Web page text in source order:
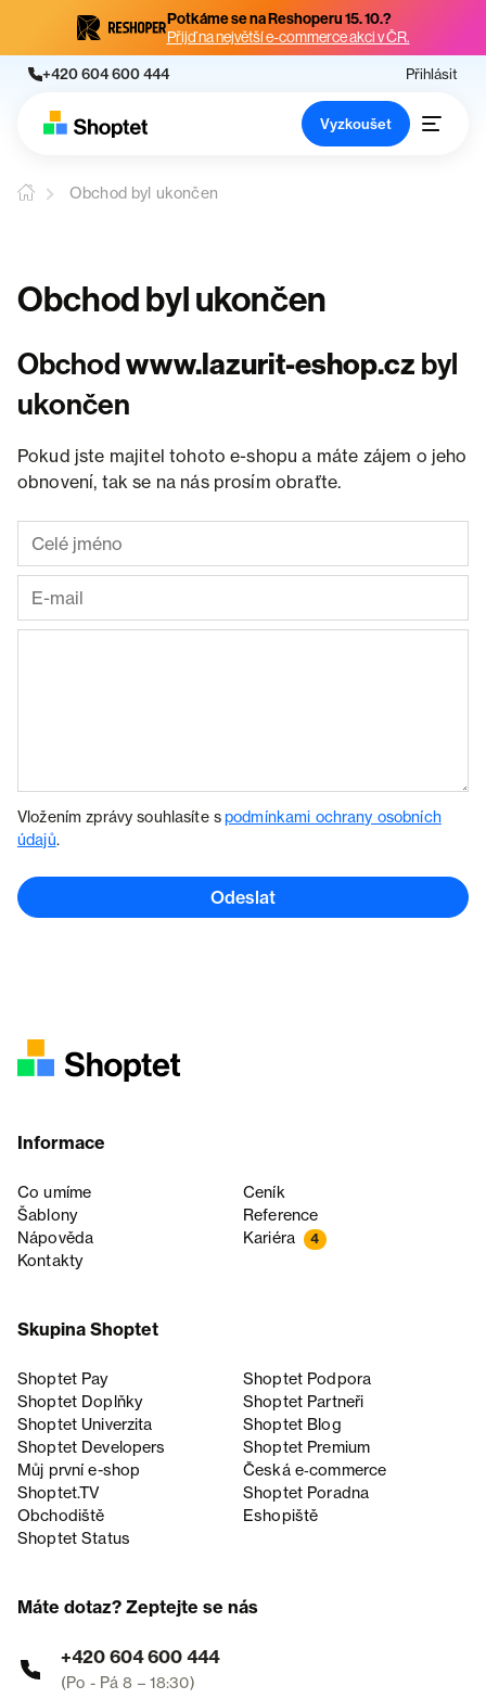
Potkáme se na Reshoperu 15. 10.?
Přijď na největší e-commerce akci v ČR.
+420 604 600 444 Přihlásit
Vyzkoušet
Obchod byl ukončen
Obchod byl ukončen
Obchodwww.lazurit-eshop.cz byl
ukončen
Pokud jste majitel tohoto e-shopu a máte zájem o jeho
obnovení, tak se na nás prosím obraťte.
Vložením zprávy souhlasíte spodmínkami ochrany osobních
údajů.
Odeslat
Informace
Co umíme
Ceník
Šablony
Reference
Nápověda
Kariéra 4
Kontakty
Skupina Shoptet
Shoptet Pay
Shoptet Podpora
Shoptet Doplňky
Shoptet Partneři
Shoptet Univerzita
Shoptet Blog
Shoptet Developers
Shoptet Premium
Můj první e-shop
Česká e‑commerce
Shoptet.TV
Shoptet Poradna
Obchodiště
Eshopiště
Shoptet Status
Máte dotaz? Zeptejte se nás
+420 604 600 444
(Po - Pá 8 – 18:30)